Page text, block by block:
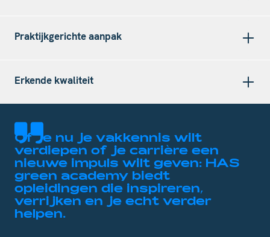
Praktijkgerichte aanpak
Erkende kwaliteit
Of je nu je vakkennis wilt
verdiepen of je carrière een
nieuwe impuls wilt geven: HAS
green academy biedt
opleidingen die inspireren,
verrijken en je echt verder
helpen.